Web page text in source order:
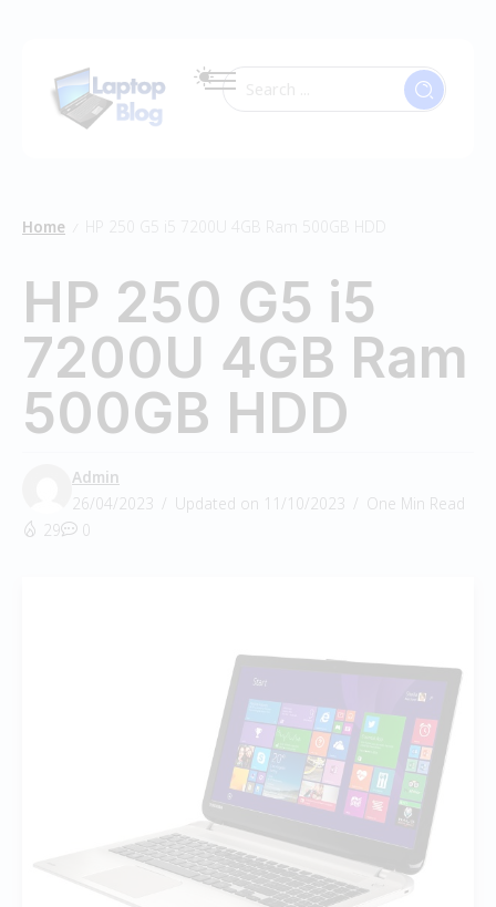
Home HP 250 G5 i5 7200U 4GB Ram 500GB HDD
HP 250 G5 i5
7200U 4GB Ram
500GB HDD
Admin
26/04/2023
Updated on 11/10/2023
One Min Read
29
0